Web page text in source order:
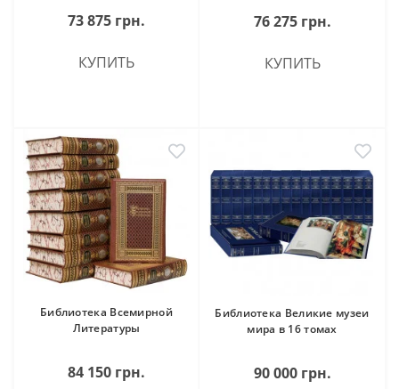
73 875 грн.
КУПИТЬ
76 275 грн.
КУПИТЬ
Библиотека Всемирной
Литературы
84 150 грн.
Библиотека Великие музеи
мира в 16 томах
90 000 грн.